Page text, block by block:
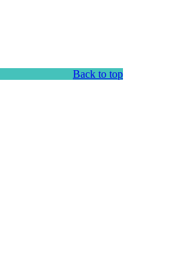
Back to top